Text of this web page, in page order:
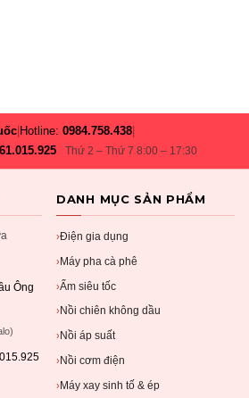
Hotline:0984.758.438
Thứ 2 – Thứ 7 8:00 – 17:30
Ông
DANH MỤC SẢN PHẨM
›Điện gia dụng
›Máy pha cà phê
›Ấm siêu tốc
› Nồi chiên không dầu
› Nồi áp suất
› Nồi cơm điện
›Máy xay sinh tố & ép